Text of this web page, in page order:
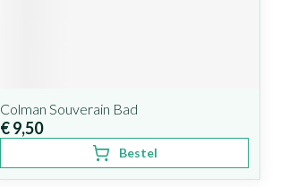
Colman Souverain Bad
€ 9,50
Bestel